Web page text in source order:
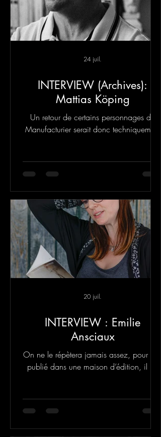
INTERVIEW (Archives):
Mattias Köping
Un retour de certains personnages du
Manufacturier serait donc techniquement
24 juil.
INTERVIEW : Emilie
Ansciaux
On ne le répètera jamais assez, pour être
publié dans une maison d’édition, il ne
20 juil.